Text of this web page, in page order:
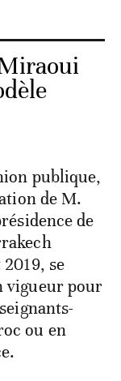
publique,
de M.
de
se
vigueur pour
ou en